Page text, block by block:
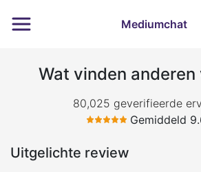
Mediumchat
Wat vinden anderen
80,025 geverifieerde
Gemiddeld
Uitgelichte review